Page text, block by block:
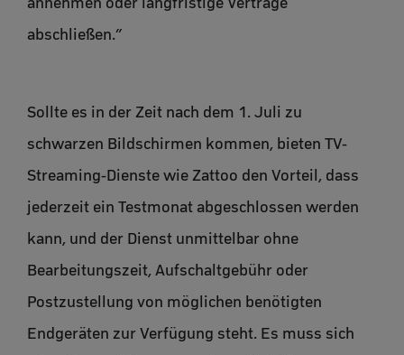
abschließen.”
Sollte es in der Zeit nach dem 1. Juli zu
schwarzen Bildschirmen kommen, bieten TV-
Streaming-Dienste wie Zattoo den Vorteil, dass
jederzeit ein Testmonat abgeschlossen werden
kann, und der Dienst unmittelbar ohne
Bearbeitungszeit, Aufschaltgebühr oder
Postzustellung von möglichen benötigten
Endgeräten zur Verfügung steht. Es muss sich